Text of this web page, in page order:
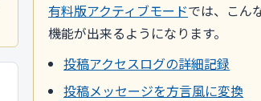
有料版アクティブモードでは、こん
機能が出来るようになります。
投稿アクセスログの詳細記録
投稿メッセージを方言風に変換